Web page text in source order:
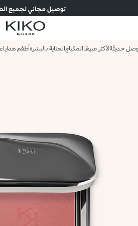
توصيل مجاني لجميع
حديثًاالأكثر مبيعًاالمكياجالعناية بالبشرةأطقم هدايا